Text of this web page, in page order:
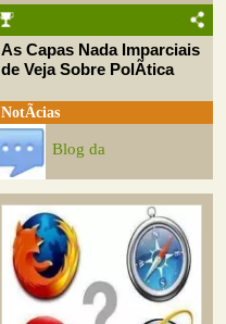
As Capas Nada Imparciais
de Veja Sobre PolÃ­tica
NotÃ­cias
Blog da